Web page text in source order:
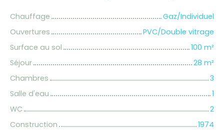
Chauffage
Gaz/Individuel
Ouvertures
PVC/Double vitrage
Surface au sol
100 m²
Séjour
28 m²
Chambres
3
Salle d'eau
1
WC
2
Construction
1974